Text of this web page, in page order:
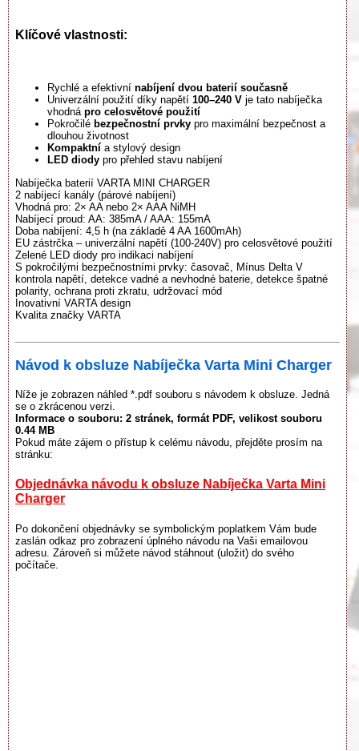
Klíčové vlastnosti:
Rychlé a efektivní nabíjení dvou baterií současně
Univerzální použití díky napětí 100–240 V je tato nabíječka
vhodnápro celosvětové použití
Pokročilé bezpečnostní prvky pro maximální bezpečnost a
dlouhou životnost
Kompaktní a stylový design
LED diody pro přehled stavu nabíjení
Nabíječka baterií VARTA MINI CHARGER
2 nabíjecí kanály (párové nabíjení)
Vhodná pro: 2× AA nebo 2× AAA NiMH
Nabíjecí proud: AA: 385mA / AAA: 155mA
Doba nabíjení: 4,5 h (na základě 4 AA 1600mAh)
EU zástrčka – univerzální napětí (100-240V) pro celosvětové použití
Zelené LED diody pro indikaci nabíjení
S pokročilými bezpečnostními prvky: časovač, Mínus Delta V
kontrola napětí, detekce vadné a nevhodné baterie, detekce špatné
polarity, ochrana proti zkratu, udržovací mód
Inovativní VARTA design
Kvalita značky VARTA
Návod k obsluze Nabíječka Varta Mini Charger
Níže je zobrazen náhled *.pdf souboru s návodem k obsluze. Jedná
se o zkrácenou verzi.
Informace o souboru: 2 stránek, formát PDF, velikost souboru
0.44 MB
Pokud máte zájem o přístup k celému návodu, přejděte prosím na
stránku:
Objednávka návodu k obsluze Nabíječka Varta Mini
Charger
Po dokončení objednávky se symbolickým poplatkem Vám bude
zaslán odkaz pro zobrazení úplného návodu na Vaši emailovou
adresu. Zároveň si můžete návod stáhnout (uložit) do svého
počítače.